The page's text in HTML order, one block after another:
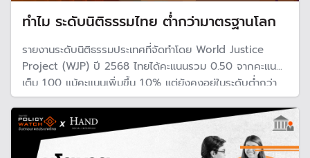
ทำไม ระดับนิติธรรมไทย ต่ำกว่ามาตรฐานโลก
รายงานระดับนิติธรรมประเทศที่จัดทำโดย World Justice
Project (WJP) ปี 2568 ไทยได้คะแนนรวม 0.50 จากคะแนน
เต็ม 1.00 แม้คะแนนเพิ่มขึ้น 1.0% แต่ยังคงอยู่ในระดับต่ำกว่า
มาตรฐานโลก นำมาสู่คำถามว่าเหตุใดนิติธรรมในไทยถึงอยู่ใน
ระดับต่ำ และทำอย่างไรสถานการณ์ถึงจะดีขึ้น